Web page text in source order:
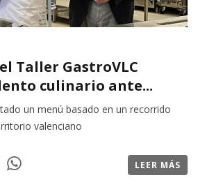
Taller GastroVLC
culinario ante...
un menú basado en un recorrido
valenciano
LEER MÁS